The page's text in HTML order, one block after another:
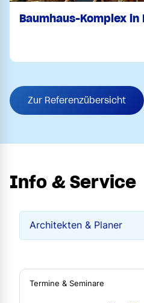
Baumhaus-Komplex in
Zur Referenzübersicht
Info & Service
Termine & Seminare